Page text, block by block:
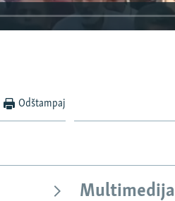
Odštampaj
Multimedija